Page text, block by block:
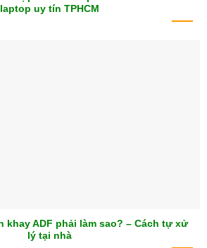
laptop uy tín TPHCM
khay ADF phải làm sao? – Cách tự xử
lý tại nhà